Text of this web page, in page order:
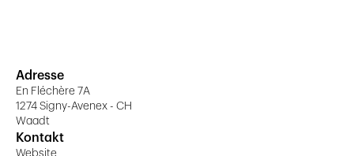
Adresse
En Fléchère 7A
1274 Signy-Avenex - CH
Waadt
Kontakt
Website